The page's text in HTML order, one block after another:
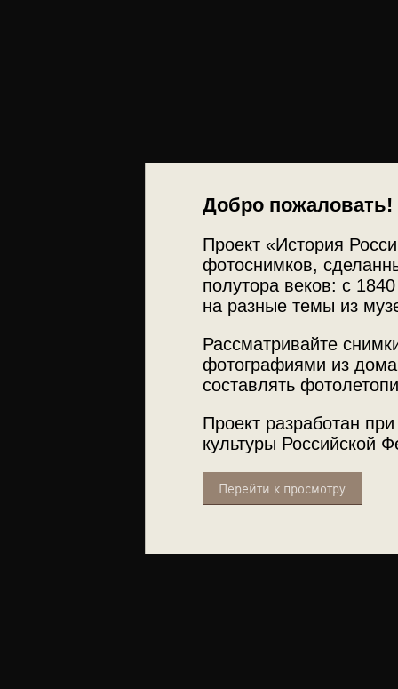
Добро пожаловать!
Проект «История
фотоснимков,
полутора веков: с
на разные темы из
Рассматривайте
фотографиями из
составлять
Проект разработан
культуры Российской
Перейти к просмотру